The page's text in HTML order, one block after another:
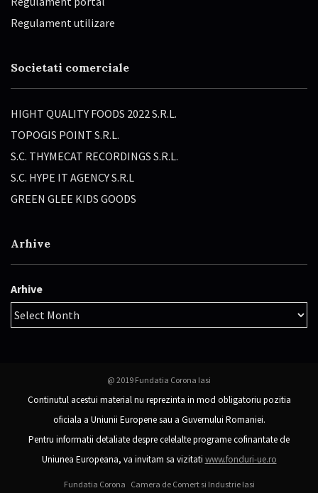
Regulament utilizare
Societati comerciale
HIGHT QUALITY FOODS 2022 S.R.L.
TOPOGIS POINT S.R.L.
S.C. THYMECAT RECORDINGS S.R.L.
S.C. HYPE IT AGENCY S.R.L
GREEN GLEE KIDS GOODS
Arhive
Arhive
@ 2019 Fundatia Corona Iasi
Continutul acestui material nu reprezinta in mod obligatoriu pozitia
oficiala a Uniunii Europene sau a Guvernului Romaniei.
Pentru informatii detaliate despre celelalte programe cofinantate de
Uniunea Europeana, va invitam sa vizitati www.fonduri-ue.ro
Fundatia Corona Camera de Comert si Industrie Iasi